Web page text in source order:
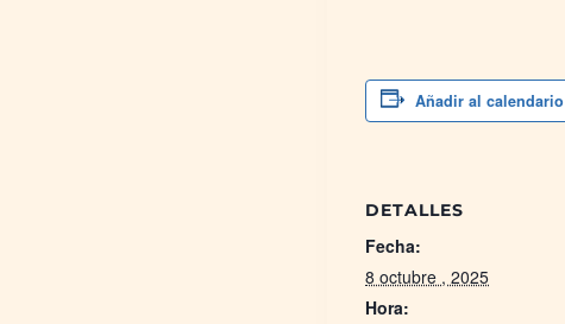
Añadir al calendario
DETALLES
Fecha:
8 octubre , 2025
Hora: